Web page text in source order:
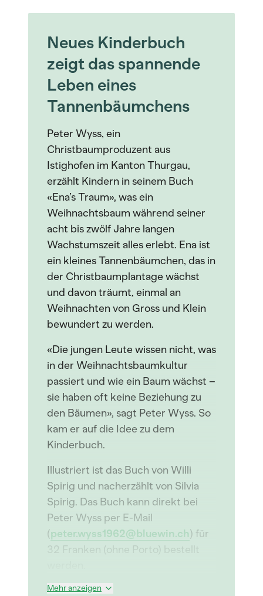
Neues Kinderbuch
zeigt das spannende
Leben eines
Tannenbäumchens
Peter Wyss, ein
Christbaumproduzent aus
Istighofen im Kanton Thurgau,
erzählt Kindern in seinem Buch
«Ena’s Traum», was ein
Weihnachtsbaum während seiner
acht bis zwölf Jahre langen
Wachstumszeit alles erlebt. Ena ist
ein kleines Tannenbäumchen, das in
der Christbaumplantage wächst
und davon träumt, einmal an
Weihnachten von Gross und Klein
bewundert zu werden.
«Die jungen Leute wissen nicht, was
in der Weihnachtsbaumkultur
passiert und wie ein Baum wächst –
sie haben oft keine Beziehung zu
den Bäumen», sagt Peter Wyss. So
kam er auf die Idee zu dem
Kinderbuch.
Illustriert ist das Buch von Willi
Spirig und nacherzählt von Silvia
Spirig. Das Buch kann direkt bei
Peter Wyss per E-Mail
(peter.wyss1962@bluewin.ch) für
32 Franken (ohne Porto) bestellt
Mehr anzeigen